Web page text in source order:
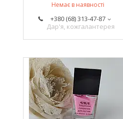
Немає в наявності
+380 (68) 313-47-87
Дар'я, кожгалантерея